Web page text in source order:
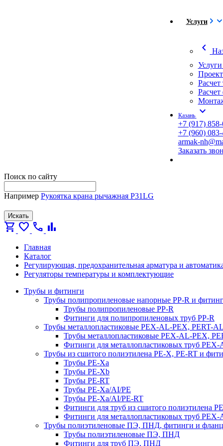
Услуги
chevron_left
Услуги
Казань expand_more
+7 (917)
+7 (960)
armak-
Заказать
Поиск по сайту
Например Рукоятка крана рычажная P31LG
Искать
shopping_cart favorite call bar_chart
Главная
Каталог
Регулирующая, предохранительная арматура и
Регуляторы температуры и комплектующие
Трубы и фитинги
Трубы полипропиленовые напорные PP-R и
Трубы полипропиленовые PP-R
Фитинги для полипропиленовых труб PP-R
Трубы металлопластиковые PEX-AL-PEX, PERT-
Трубы металлопластиковые PEX-AL-PEX,
Фитинги для металлопластиковых труб
Трубы из сшитого полиэтилена PE-X, PE-RT и
Трубы PE-Xa
Трубы PE-Xb
Трубы PE-RT
Трубы PE-Xa/AI/PE
Трубы PE-Xa/AI/PE-RT
Фитинги для труб из сшитого полиэтилена
Фитинги для металлопластиковых труб
Трубы полиэтиленовые ПЭ, ПНД, фитинги и
Трубы полиэтиленовые ПЭ, ПНД
Фитинги для труб ПЭ, ПНД